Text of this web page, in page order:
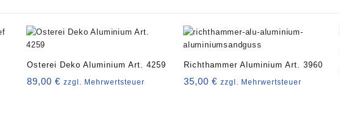
Osterei Deko Aluminium Art. 4259
89,00€ zzgl. Mehrwertsteuer
Richthammer Aluminium Art. 3960
35,00€ zzgl. Mehrwertsteuer